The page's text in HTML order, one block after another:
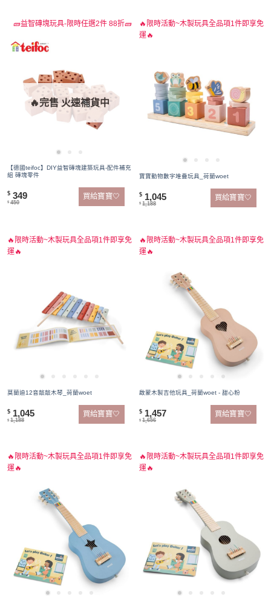
🧱益智磚塊玩具-限時任選2件 88折🧱
🔥完售 火速補貨中
【德國teifoc】DIY益智磚塊建築玩具-配件補充
組 磚塊零件
$ 349
$ 450
買給寶寶🤍
🔥限時活動~木製玩具全品項1件即享免
運🔥
寶寶動物數字堆疊玩具_荷蘭woet
$ 1,045
$ 1,188
買給寶寶🤍
🔥限時活動~木製玩具全品項1件即享免
運🔥
莫蘭迪12音敲敲木琴_荷蘭woet
$ 1,045
$ 1,188
買給寶寶🤍
🔥限時活動~木製玩具全品項1件即享免
運🔥
啟蒙木製吉他玩具_荷蘭woet - 甜心粉
$ 1,457
$ 1,656
買給寶寶🤍
🔥限時活動~木製玩具全品項1件即享免
運🔥
🔥限時活動~木製玩具全品項1件即享免
運🔥